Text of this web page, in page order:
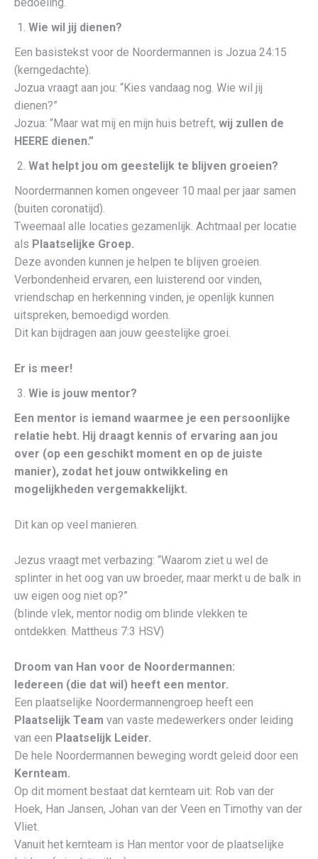
Wie wil jij dienen?
Een basistekst voor de Noordermannen is Jozua 24:15
(kerngedachte).
Jozua vraagt aan jou: “Kies vandaag nog. Wie wil jij
dienen?”
Jozua: “Maar wat mij en mijn huis betreft, wij zullen de
HEERE dienen.”
Wat helpt jou om geestelijk te blijven groeien?
Noordermannen komen ongeveer 10 maal per jaar samen
(buiten coronatijd).
Tweemaal alle locaties gezamenlijk. Achtmaal per locatie
als Plaatselijke Groep.
Deze avonden kunnen je helpen te blijven groeien.
Verbondenheid ervaren, een luisterend oor vinden,
vriendschap en herkenning vinden, je openlijk kunnen
uitspreken, bemoedigd worden.
Dit kan bijdragen aan jouw geestelijke groei.
Er is meer!
Wie is jouw mentor?
Een mentor is iemand waarmee je een persoonlijke
relatie hebt. Hij draagt kennis of ervaring aan jou
over (op een geschikt moment en op de juiste
manier), zodat het jouw ontwikkeling en
mogelijkheden vergemakkelijkt.
Dit kan op veel manieren.
Jezus vraagt met verbazing: “Waarom ziet u wel de
splinter in het oog van uw broeder, maar merkt u de balk in
uw eigen oog niet op?”
(blinde vlek, mentor nodig om blinde vlekken te
ontdekken. Mattheus 7:3 HSV)
Droom van Han voor de Noordermannen:
Iedereen (die dat wil) heeft een mentor.
Een plaatselijke Noordermannengroep heeft een
Plaatselijk Team van vaste medewerkers onder leiding
van een Plaatselijk Leider.
De hele Noordermannen beweging wordt geleid door een
Kernteam.
Op dit moment bestaat dat kernteam uit: Rob van der
Hoek, Han Jansen, Johan van der Veen en Timothy van der
Vliet.
Vanuit het kernteam is Han mentor voor de plaatselijke